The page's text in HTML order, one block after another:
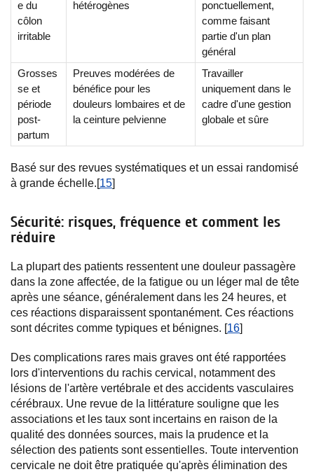
e du
côlon
irritable
hétérogènes
ponctuellement,
comme faisant
partie d'un plan
général
Grosses
se et
période
post-
partum
Preuves modérées de
bénéfice pour les
douleurs lombaires et de
la ceinture pelvienne
Travailler
uniquement dans le
cadre d'une gestion
globale et sûre
Basé sur des revues systématiques et un essai randomisé
à grande échelle.[15]
Sécurité: risques, fréquence et comment les
réduire
La plupart des patients ressentent une douleur passagère
dans la zone affectée, de la fatigue ou un léger mal de tête
après une séance, généralement dans les 24 heures, et
ces réactions disparaissent spontanément. Ces réactions
sont décrites comme typiques et bénignes. [16]
Des complications rares mais graves ont été rapportées
lors d'interventions du rachis cervical, notamment des
lésions de l'artère vertébrale et des accidents vasculaires
cérébraux. Une revue de la littérature souligne que les
associations et les taux sont incertains en raison de la
qualité des données sources, mais la prudence et la
sélection des patients sont essentielles. Toute intervention
cervicale ne doit être pratiquée qu'après élimination des